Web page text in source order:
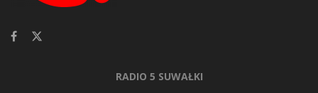
RADIO 5 SUWAŁKI